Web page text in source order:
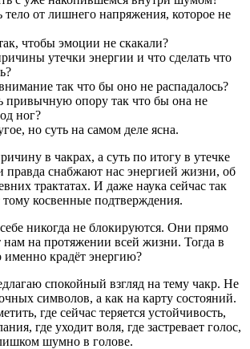
тело от лишнего напряжения, которое не
чтобы эмоции не скакали?
утечки энергии и что сделать что
так что бы оно не распадалось?
привычную опору так что бы она не
ног?
но суть на самом деле ясна.
в чакрах, а суть по итогу в утечке
снабжают нас энергией жизни, об
трактатах. И даже наука сейчас так
косвенные подтверждения.
никогда не блокируются. Они прямо
нам на протяжении всей жизни. Тогда в
именно крадёт энергию?
спокойный взгляд на тему чакр. Не
символов, а как на карту состояний.
где сейчас теряется устойчивость,
где уходит воля, где застревает голос,
шумно в голове.